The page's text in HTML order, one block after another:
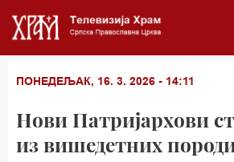
ПОНЕДЕЉАК, 16. 3. 2026 - 14:11
Нови Патријархови
из вишедетних